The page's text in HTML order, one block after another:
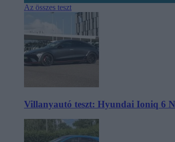
Az összes teszt
Villanyautó teszt: Hyundai Ioniq 6 N